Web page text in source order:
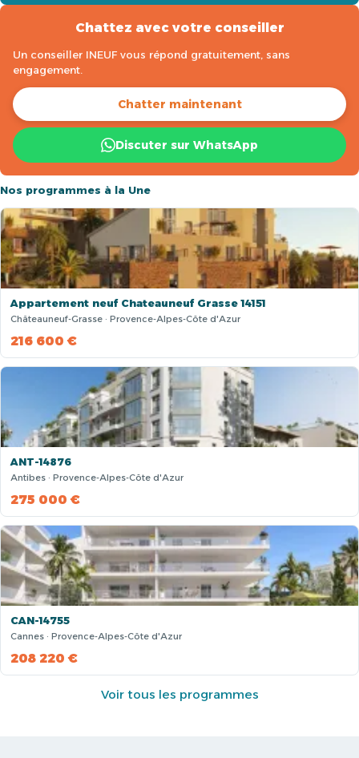
Chattez avec votre conseiller
Un conseiller INEUF vous répond gratuitement, sans
engagement.
Chatter maintenant
Discuter sur WhatsApp
Nos programmes à la Une
Appartement neuf Chateauneuf Grasse 14151
Châteauneuf-Grasse · Provence-Alpes-Côte d'Azur
216 600 €
ANT-14876
Antibes · Provence-Alpes-Côte d'Azur
275 000 €
CAN-14755
Cannes · Provence-Alpes-Côte d'Azur
208 220 €
Voir tous les programmes